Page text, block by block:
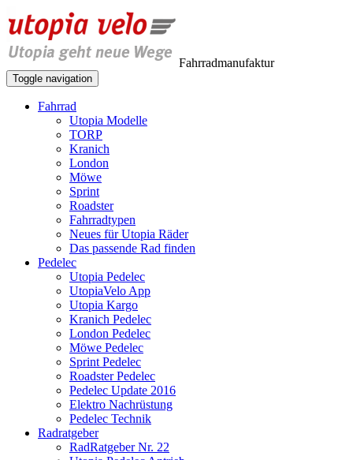
Fahrradmanufaktur
Toggle navigation
Fahrrad
Utopia Modelle
TORP
Kranich
London
Möwe
Sprint
Roadster
Fahrradtypen
Neues für Utopia Räder
Das passende Rad finden
Pedelec
Utopia Pedelec
UtopiaVelo App
Utopia Kargo
Kranich Pedelec
London Pedelec
Möwe Pedelec
Sprint Pedelec
Roadster Pedelec
Pedelec Update 2016
Elektro Nachrüstung
Pedelec Technik
Radratgeber
RadRatgeber Nr. 22